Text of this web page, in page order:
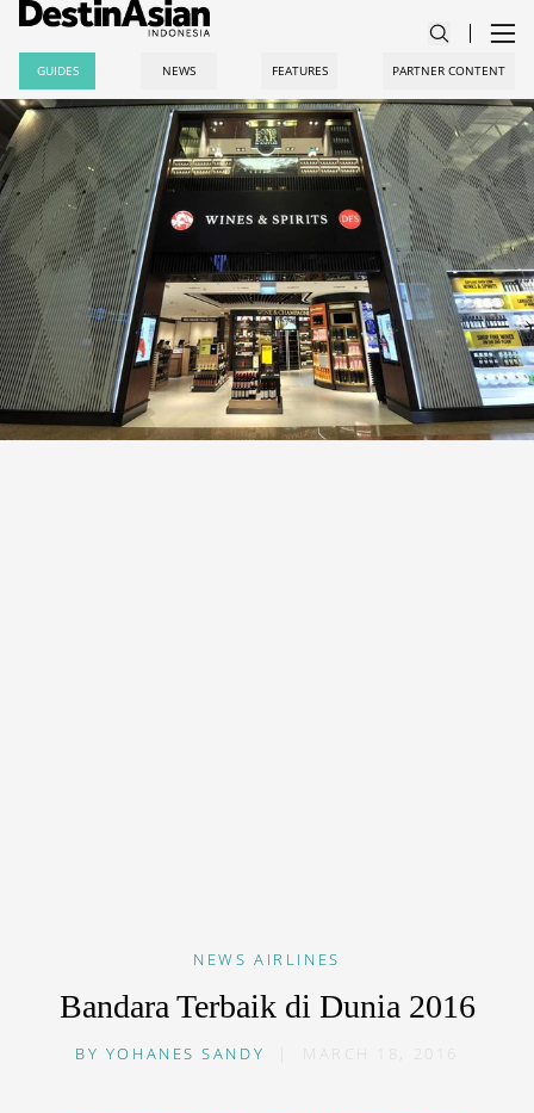
GUIDES NEWS FEATURES PARTNER CONTENT
NEWS AIRLINES
Bandara Terbaik di Dunia 2016
BY YOHANES SANDY MARCH 18, 2016